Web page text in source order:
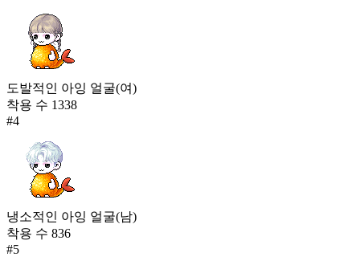
도발적인 아잉 얼굴(여)
착용 수 1338
#4
냉소적인 아잉 얼굴(남)
착용 수 836
#5